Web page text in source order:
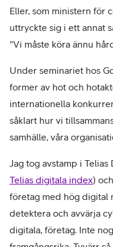
Eller, som ministern för
uttryckte sig i ett annat
"Vi måste köra ännu
Under seminariet hos
former av hot och
internationella
såklart hur vi
samhälle, våra
Jag tog avstamp i Telias
Telias digitala index)
företag med hög digital
detektera och avvärja
digitala, företag. Inte